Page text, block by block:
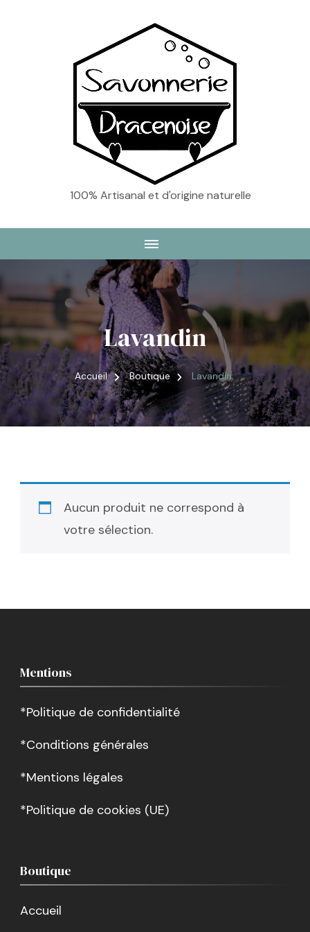
100% Artisanal et d'origine naturelle
Lavandin
Accueil Boutique Lavandin
Aucun produit ne correspond à
votre sélection.
Mentions
*Politique de confidentialité
*Conditions générales
*Mentions légales
*Politique de cookies (UE)
Boutique
Accueil